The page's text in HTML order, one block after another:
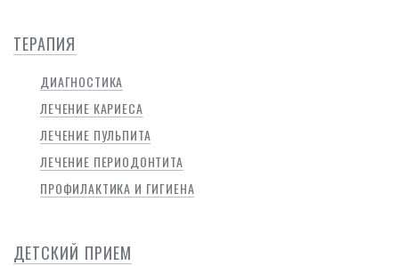
ТЕРАПИЯ
ДИАГНОСТИКА
ЛЕЧЕНИЕ КАРИЕСА
ЛЕЧЕНИЕ ПУЛЬПИТА
ЛЕЧЕНИЕ ПЕРИОДОНТИТА
ПРОФИЛАКТИКА И ГИГИЕНА
ДЕТСКИЙ ПРИЕМ